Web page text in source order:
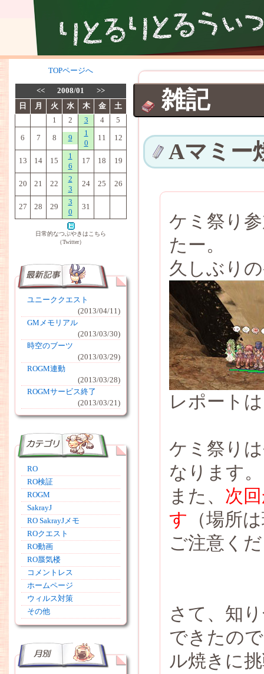
TOPページへ
<< 2008/01
>>
日
月 火 水 木 金
土
1
2 3 4 5
6 7 8 9
1
0
11 12
13 14 15
1
6
17 18 19
20 21 22
2
3
24 25 26
27 28 29
3
0
31
日常的なつぶやきはこちら
（Twitter）
ユニーククエスト
(2013/04/11)
GMメモリアル
(2013/03/30)
時空のブーツ
(2013/03/29)
ROGM連動
(2013/03/28)
ROGMサービス終了
(2013/03/21)
RO
RO検証
ROGM
SakrayJ
RO SakrayJメモ
ROクエスト
RO動画
RO蜃気楼
コメントレス
ホームページ
ウィルス対策
その他
雑記
Aマミー
ケミ祭り
たー。
久しぶり
レポート
ケミ祭り
なります。
また、 次
す （場所
ご注意く
さて、知
できたの
ル焼きに